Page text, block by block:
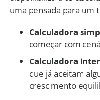
uma pensada para um
Calculadora
começar com
Calculadora
que já aceitam
crescimento